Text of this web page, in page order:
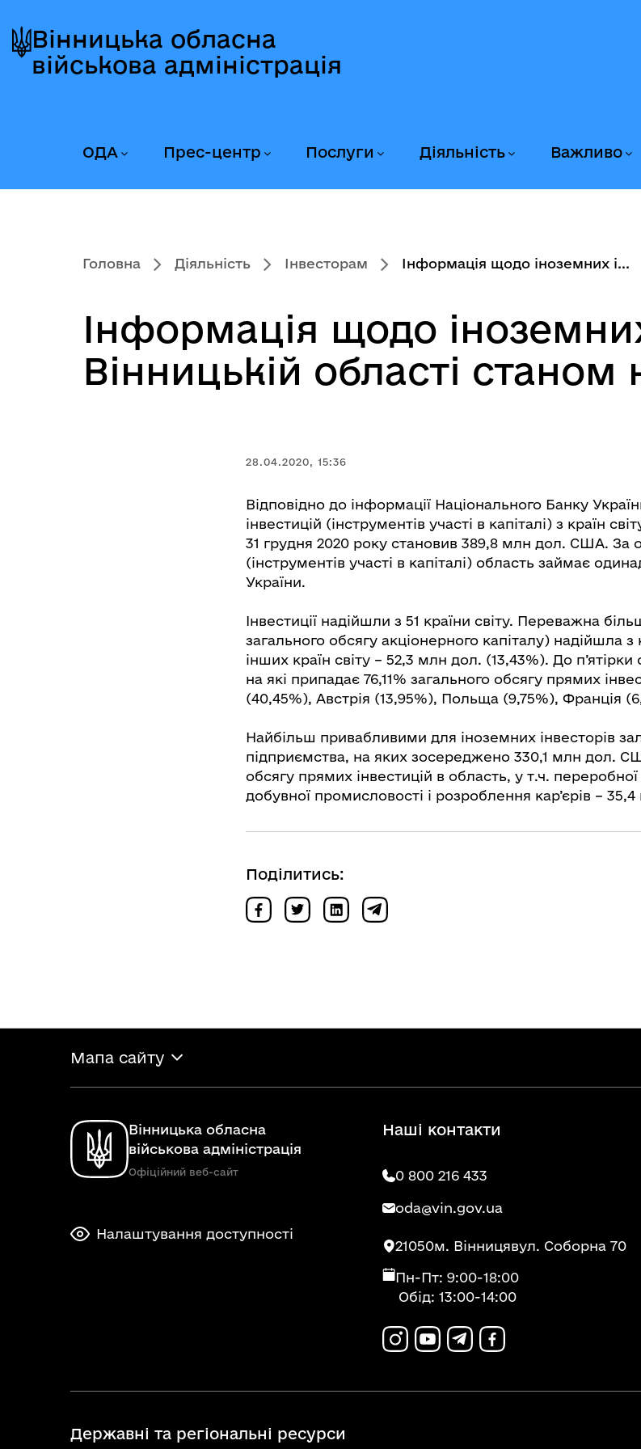
до
головного
до
головного
вмісту
до
головного
колонтитула
Вінницька обласна
військова адміністрація
ОДА Прес-центр Послуги Діяльність Важливо
Головна Діяльність Інвесторам Інформація щодо іноземних і...
Інформація щодо
Вінницькій області станом
28.04.2020, 15:36
Відповідно до інформації Національного Банку
інвестицій (інструментів участі в капіталі) з країн
31 грудня 2020 року становив 389,8 млн дол. США. За
(інструментів участі в капіталі) область займає
України.
Інвестиції надійшли з 51 країни світу. Переважна
загального обсягу акціонерного капіталу) надійшла
інших країн світу – 52,3 млн дол. (13,43%). До п’ятірки
на які припадає 76,11% загального обсягу прямих
(40,45%), Австрія (13,95%), Польща (9,75%), Франція
Найбільш привабливими для іноземних інвесторів
підприємства, на яких зосереджено 330,1 млн дол.
обсягу прямих інвестицій в область, у т.ч.
добувної промисловості і розроблення кар’єрів –
Поділитись:
Мапа сайту
Вінницька обласна
військова адміністрація
Офіційний веб-сайт
Налаштування доступності
Наші контакти
0 800 216 433
oda@vin.gov.ua
21050м. Вінницявул. Соборна 70
Пн-Пт: 9:00-18:00
Обід: 13:00-14:00
Державні та регіональні ресурси